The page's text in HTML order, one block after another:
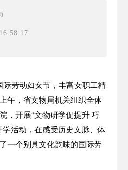
劳动妇女节，丰富女职工精
午，省文物局机关组织全体
，开展“文物研学促提升 巧
学活动，在感受历史文脉、体
一个别具文化韵味的国际劳